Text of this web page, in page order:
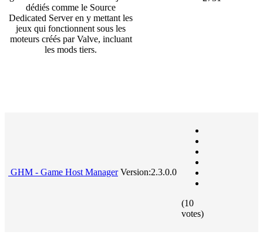
dédiés comme le Source
Dedicated Server en y mettant les
jeux qui fonctionnent sous les
moteurs créés par Valve, incluant
les mods tiers.
GHM - Game Host ManagerVersion:2.3.0.0
(10
votes)